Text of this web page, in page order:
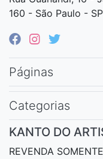
160 - São Paulo - SP
Páginas
Categorias
KANTO DO
REVENDA